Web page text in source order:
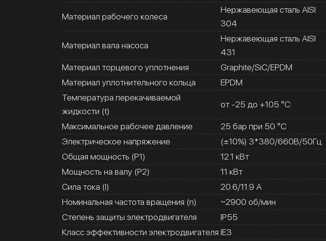
Материал рабочего колеса
Нержавеющая сталь AISI
304
Материал вала насоса
Нержавеющая сталь AISI
431
Материал торцевого уплотнения
Graphite/SiC/EPDM
Материал уплотнительного кольца
EPDM
Температура перекачиваемой
жидкости (t)
от -25 до +105 °C
Максимальное рабочее давление
25 бар при 50 °C
Электрическое напряжение
(±10%) 3*380/660В/50Гц
Общая мощность (Р1)
12.1 кВт
Мощность на валу (Р2)
11 кВт
Сила тока (I)
20.6/11.9 A
Номинальная частота вращения (n)
~2900 об/мин
Степень защиты электродвигателя
IP55
Класс эффективности электродвигателя IE3